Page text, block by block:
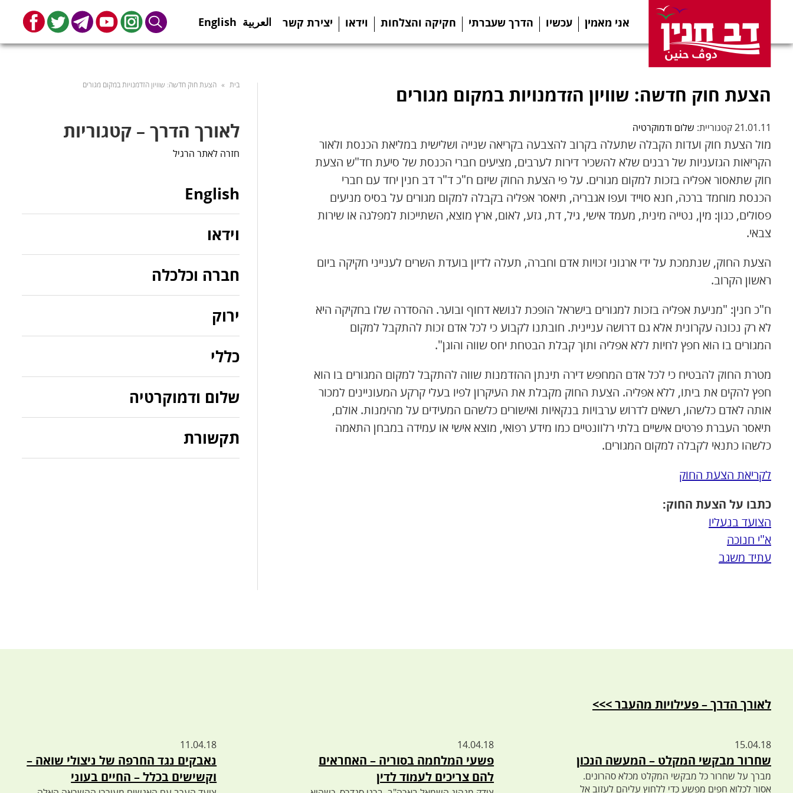
אני מאמין עכשיו הדרך שעברתי חקיקה והצלחות וידאו יצירת קשר العربية English
Search
Instagram
Youtube
Telegram
Twitter
הצעת חוק חדשה: שוויון הזדמנויות במקום מגורים
21.01.11 קטגוריית: שלום ודמוקרטיה
מול הצעת חוק ועדות הקבלה שתעלה בקרוב להצבעה בקריאה שנייה ושלישית במליאת הכנסת ולאור
הקריאות הגזעניות של רבנים שלא להשכיר דירות לערבים, מציעים חברי הכנסת של סיעת חד"ש הצעת
חוק שתאסור אפליה בזכות למקום מגורים. על פי הצעת החוק שיזם ח"כ ד"ר דב חנין יחד עם חברי
הכנסת מוחמד ברכה, חנא סוייד ועפו אגבריה, תיאסר אפליה בקבלה למקום מגורים על בסיס מניעים
פסולים, כגון: מין, נטייה מינית, מעמד אישי, גיל, דת, גזע, לאום, ארץ מוצא, השתייכות למפלגה או שירות
צבאי.
הצעת החוק, שנתמכת על ידי ארגוני זכויות אדם וחברה, תעלה לדיון בועדת השרים לענייני חקיקה ביום
ראשון הקרוב.
ח"כ חנין: "מניעת אפליה בזכות למגורים בישראל הופכת לנושא דחוף ובוער. ההסדרה שלו בחקיקה היא
לא רק נכונה עקרונית אלא גם דרושה עניינית. חובתנו לקבוע כי לכל אדם זכות להתקבל למקום
המגורים בו הוא חפץ לחיות ללא אפליה ותוך קבלת הבטחת יחס שווה והוגן".
מטרת החוק להבטיח כי לכל אדם המחפש דירה תינתן ההזדמנות שווה להתקבל למקום המגורים בו הוא
חפץ להקים את ביתו, ללא אפליה. הצעת החוק מקבלת את העיקרון לפיו בעלי קרקע המעוניינים למכור
אותה לאדם כלשהו, רשאים לדרוש ערבויות בנקאיות ואישורים כלשהם המעידים על מהימנות. אולם,
תיאסר העברת פרטים אישיים בלתי רלוונטיים כמו מידע רפואי, מוצא אישי או עמידה במבחן התאמה
כלשהו כתנאי לקבלה למקום המגורים.
לקריאת הצעת החוק
כתבו על הצעת החוק:
הצועד בנעליו
א"י חנוכה
עתיד משגב
בית » הצעת חוק חדשה: שוויון הזדמנויות במקום מגורים
לאורך הדרך – קטגוריות
חזרה לאתר הרגיל
English
וידאו
חברה וכלכלה
ירוק
כללי
שלום ודמוקרטיה
תקשורת
לאורך הדרך – פעילויות מהעבר >>>
15.04.18
שחרור מבקשי המקלט – המעשה הנכון
מברך על שחרור כל מבקשי המקלט מכלא סהרונים.
אסור לכלוא חפים מפשע כדי ללחוץ עליהם לעזוב אל
14.04.18
פשעי המלחמה בסוריה – האחראים
להם צריכים לעמוד לדין
11.04.18
נאבקים נגד החרפה של ניצולי שואה –
וקשישים בכלל – החיים בעוני